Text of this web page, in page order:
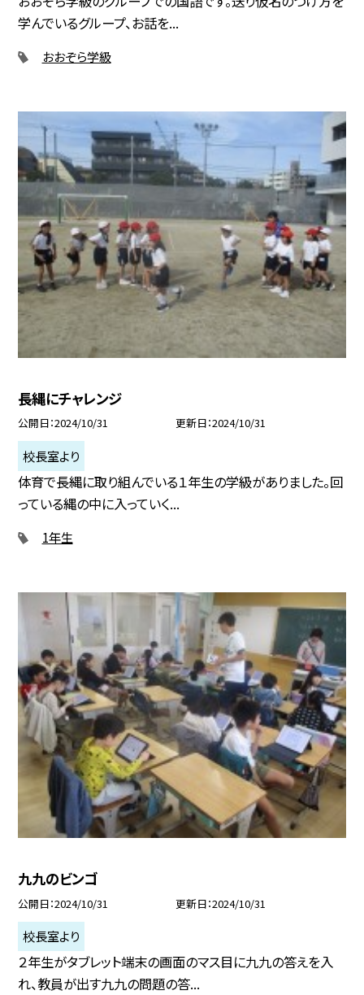
学んでいるグループ、お話を...
おおぞら学級
長縄にチャレンジ
公開日 2024/10/31 更新日 2024/10/31
校長室より
体育で長縄に取り組んでいる１年生の学級がありました。回
っている縄の中に入っていく...
1年生
九九のビンゴ
公開日 2024/10/31 更新日 2024/10/31
校長室より
２年生がタブレット端末の画面のマス目に九九の答えを入
れ、教員が出す九九の問題の答...